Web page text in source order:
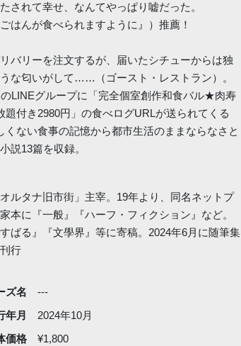
されて幸せ、なんてやっぱり嘘だった。
はんが食べられますように』）推薦！
バリーを注文するが、届いたシチューからは独
な匂いがして……（ゴースト・レストラン）。
LINEグループに「完全個室創作和食バル★肉寿
付き2980円」の食べログURLが送られてくる
くない食事の記憶から都市生活のままならなさと
説13篇を収録。
ルタナ旧市街」主宰。19年より、同名ネットプ
本に『一般』『ハーフ・フィクション』など。
ばる』『文學界』等に寄稿。2024年6月に随筆集
行
ズ名
---
年月
2024年10月
価格
¥1,800